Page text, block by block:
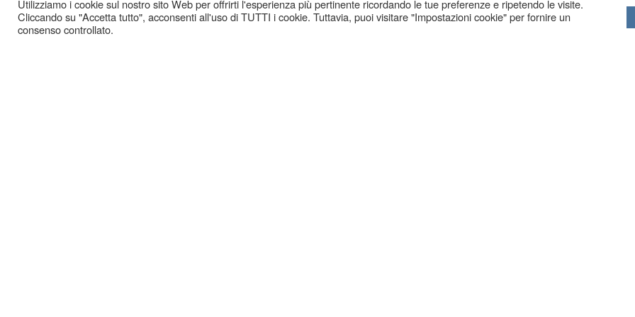
Utilizziamo i cookie sul nostro sito Web per offrirti l'esperienza più pertinente ricordando le tue preferenze e ripetendo le visite.
Cliccando su "Accetta tutto", acconsenti all'uso di TUTTI i cookie. Tuttavia, puoi visitare "Impostazioni cookie" per fornire un
consenso controllato.